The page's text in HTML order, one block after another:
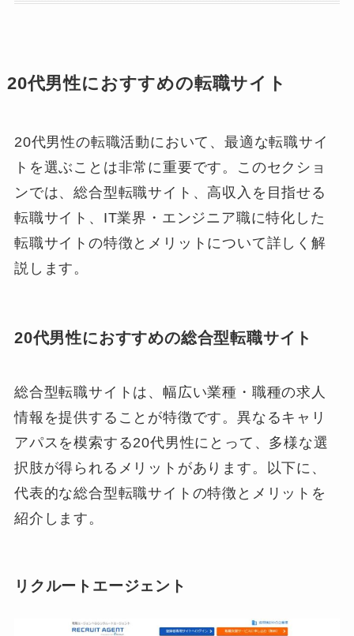
20代男性におすすめの転職サイト
20代男性の転職活動において、最適な転職サイ
トを選ぶことは非常に重要です。このセクショ
ンでは、総合型転職サイト、高収入を目指せる
転職サイト、IT業界・エンジニア職に特化した
転職サイトの特徴とメリットについて詳しく解
説します。
20代男性におすすめの総合型転職サイト
総合型転職サイトは、幅広い業種・職種の求人
情報を提供することが特徴です。異なるキャリ
アパスを模索する20代男性にとって、多様な選
択肢が得られるメリットがあります。以下に、
代表的な総合型転職サイトの特徴とメリットを
紹介します。
リクルートエージェント